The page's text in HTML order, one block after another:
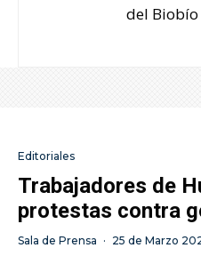
del Biobío
Editoriales
Trabajadores de
protestas contra
Sala de Prensa · 25 de Marzo